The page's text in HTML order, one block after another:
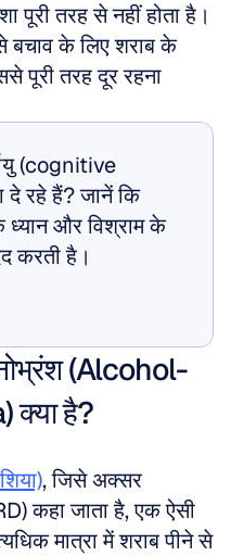
पूरी तरह से नहीं होता है।
बचाव के लिए शराब के
पूरी तरह दूर रहना
(cognitive
रहे हैं? जानें कि
ध्यान और विश्राम के
करती है।
(Alcohol-
है?
, जिसे अक्सर
कहा जाता है, एक ऐसी
मात्रा में शराब पीने से